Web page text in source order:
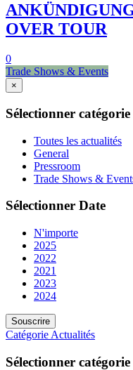
OVER TOUR
0
Trade Shows & Events
×
Sélectionner catégorie
Toutes les actualités
General
Pressroom
Trade Shows &
Sélectionner Date
N'importe
2025
2022
2021
2023
2024
Souscrire
Catégorie Actualités
Sélectionner catégorie